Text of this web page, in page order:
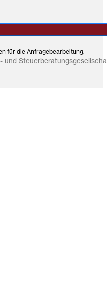
für die Anfragebearbeitung.
und